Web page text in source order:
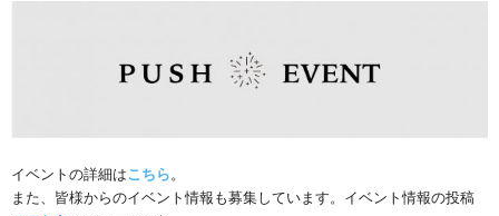
イベントの詳細はこちら。
また、皆様からのイベント情報も募集しています。イベント情報の投稿